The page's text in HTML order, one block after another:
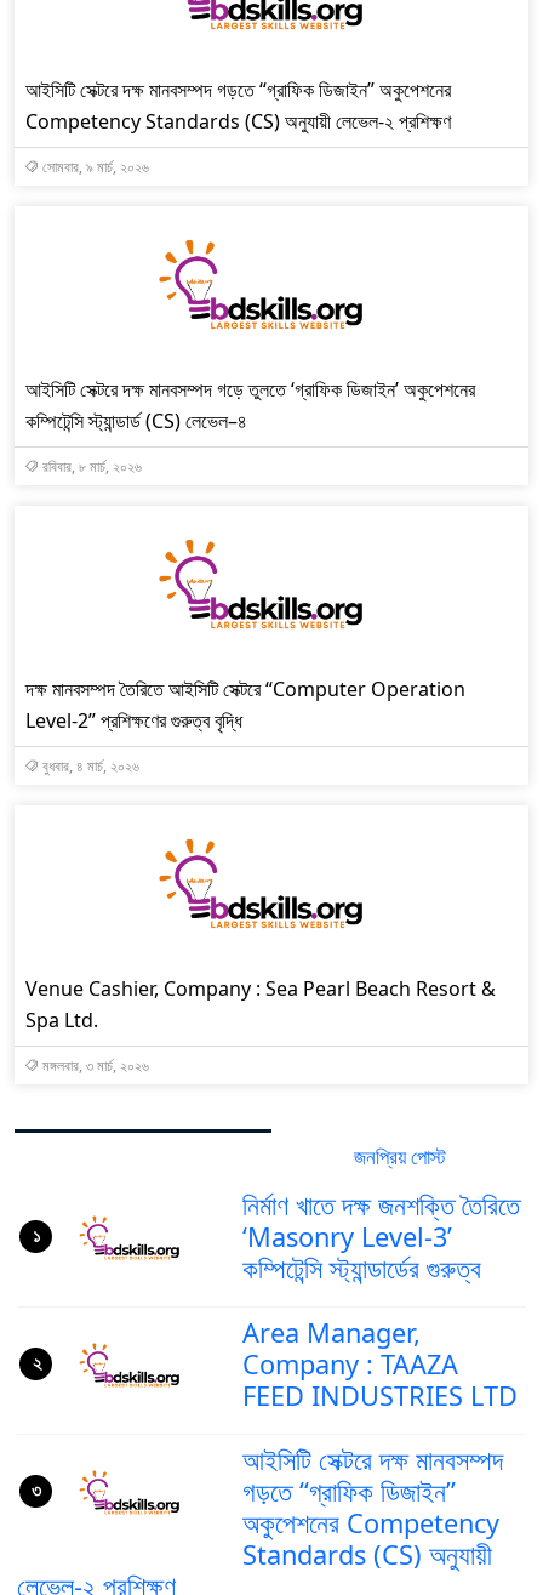
আইসিটি সেক্টরে দক্ষ মানবসম্পদ গড়তে “গ্রাফিক ডিজাইন” অকুপেশনের
Competency Standards (CS) অনুযায়ী লেভেল-২ প্রশিক্ষণ
সোমবার, ৯ মার্চ, ২০২৬
আইসিটি সেক্টরে দক্ষ মানবসম্পদ গড়ে তুলতে ‘গ্রাফিক ডিজাইন’ অকুপেশনের
কম্পিটেন্সি স্ট্যান্ডার্ড (CS) লেভেল–৪
রবিবার, ৮ মার্চ, ২০২৬
দক্ষ মানবসম্পদ তৈরিতে আইসিটি সেক্টরে “Computer Operation
Level-2” প্রশিক্ষণের গুরুত্ব বৃদ্ধি
বুধবার, ৪ মার্চ, ২০২৬
Venue Cashier, Company : Sea Pearl Beach Resort &
Spa Ltd.
মঙ্গলবার, ৩ মার্চ, ২০২৬
জনপ্রিয় পোস্ট
নির্মাণ খাতে দক্ষ জনশক্তি তৈরিতে
‘Masonry Level-3’
কম্পিটেন্সি স্ট্যান্ডার্ডের গুরুত্ব
১
Area Manager,
Company : TAAZA
FEED INDUSTRIES LTD
২
আইসিটি সেক্টরে দক্ষ মানবসম্পদ
গড়তে “গ্রাফিক ডিজাইন”
অকুপেশনের Competency
Standards (CS) অনুযায়ী
লেভেল-২ প্রশিক্ষণ
৩